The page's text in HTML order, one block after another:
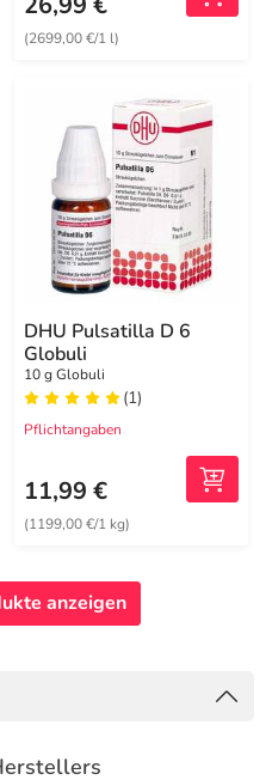
(2699,00 €/1 l)
DHU Pulsatilla D 6
Globuli
10 g Globuli
(1)
Pflichtangaben
11,99 €
(1199,00 €/1 kg)
anzeigen